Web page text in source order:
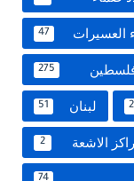
47
275
لبنان 51
الاشعة 2